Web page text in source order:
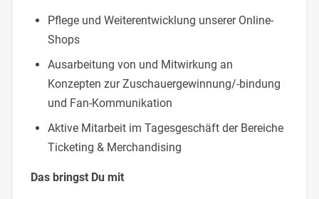
Pflege und Weiterentwicklung unserer Online-
Shops
Ausarbeitung von und Mitwirkung an
Konzepten zur Zuschauergewinnung/-bindung
und Fan-Kommunikation
Aktive Mitarbeit im Tagesgeschäft der Bereiche
Ticketing & Merchandising
Das bringst Du mit